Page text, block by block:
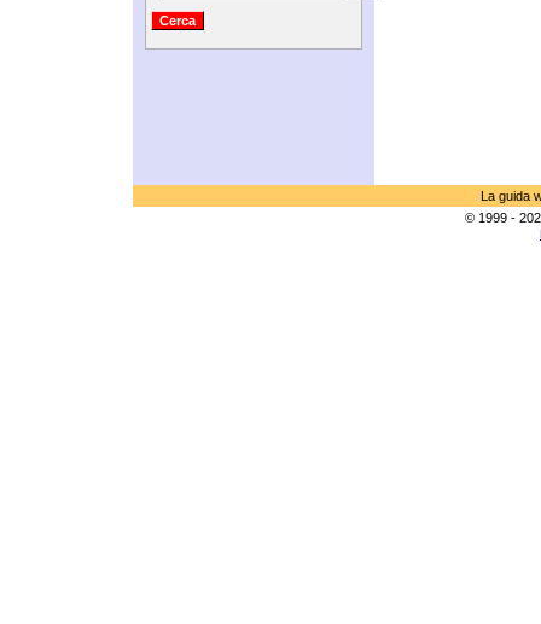
La guida
© 1999 -